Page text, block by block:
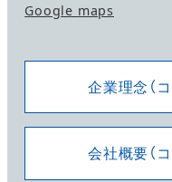
Google maps
企業理念（
会社概要（